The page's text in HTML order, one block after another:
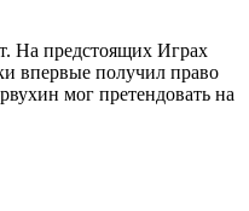
На предстоящих Играх
впервые получил право
мог претендовать на